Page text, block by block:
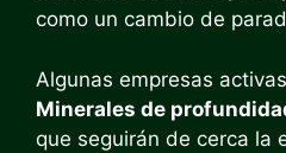
como un cambio de
Algunas empresas
Minerales de
que seguirán de cerca la